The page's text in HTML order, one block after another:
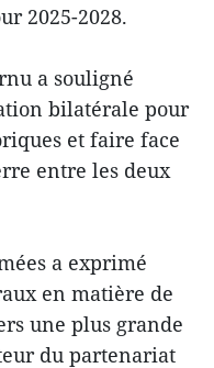
2025-2028.
a souligné
bilatérale pour
et faire face
entre les deux
a exprimé
en matière de
une plus grande
du partenariat